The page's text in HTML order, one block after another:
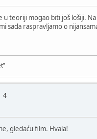
u teoriji mogao biti još lošiji.
sada raspravljamo o
4
gledaću film. Hvala!